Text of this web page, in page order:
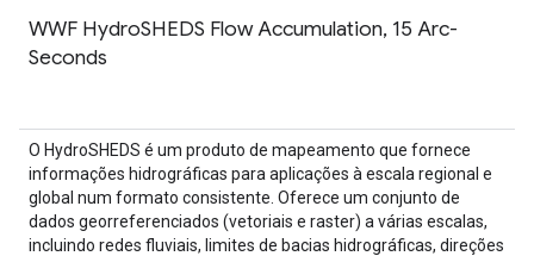
WWF HydroSHEDS Flow Accumulation, 15 Arc-
Seconds
O HydroSHEDS é um produto de mapeamento que fornece
informações hidrográficas para aplicações à escala regional e
global num formato consistente. Oferece um conjunto de
dados georreferenciados (vetoriais e raster) a várias escalas,
incluindo redes fluviais, limites de bacias hidrográficas, direções